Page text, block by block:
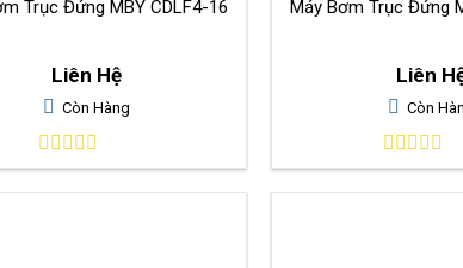
Máy Bơm Trục Đứng MBY CDLF4-16
Liên Hệ
Còn Hàng
0
out
Máy Bơm Trục Đứng
Liên
Còn
0
out